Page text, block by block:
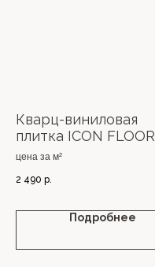
Кварц-виниловая
плитка ICON FLOOR
AQUAMARINE SPC
цена за м²
2 490 р.
Подробнее